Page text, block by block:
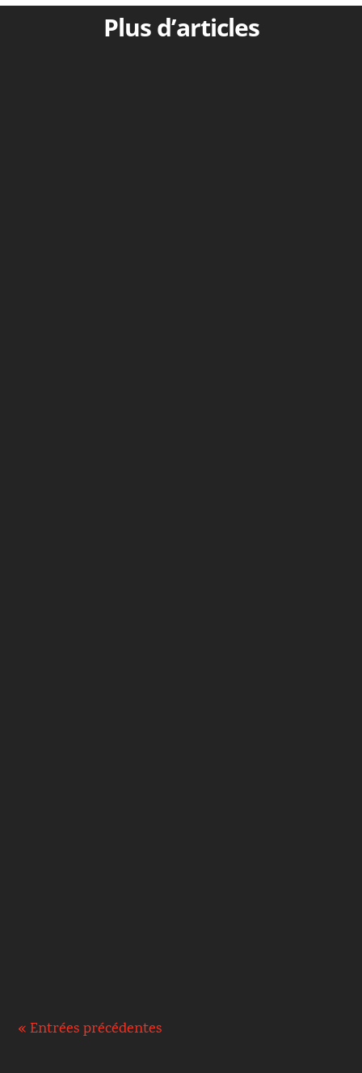
Plus d’articles
« Entrées précédentes